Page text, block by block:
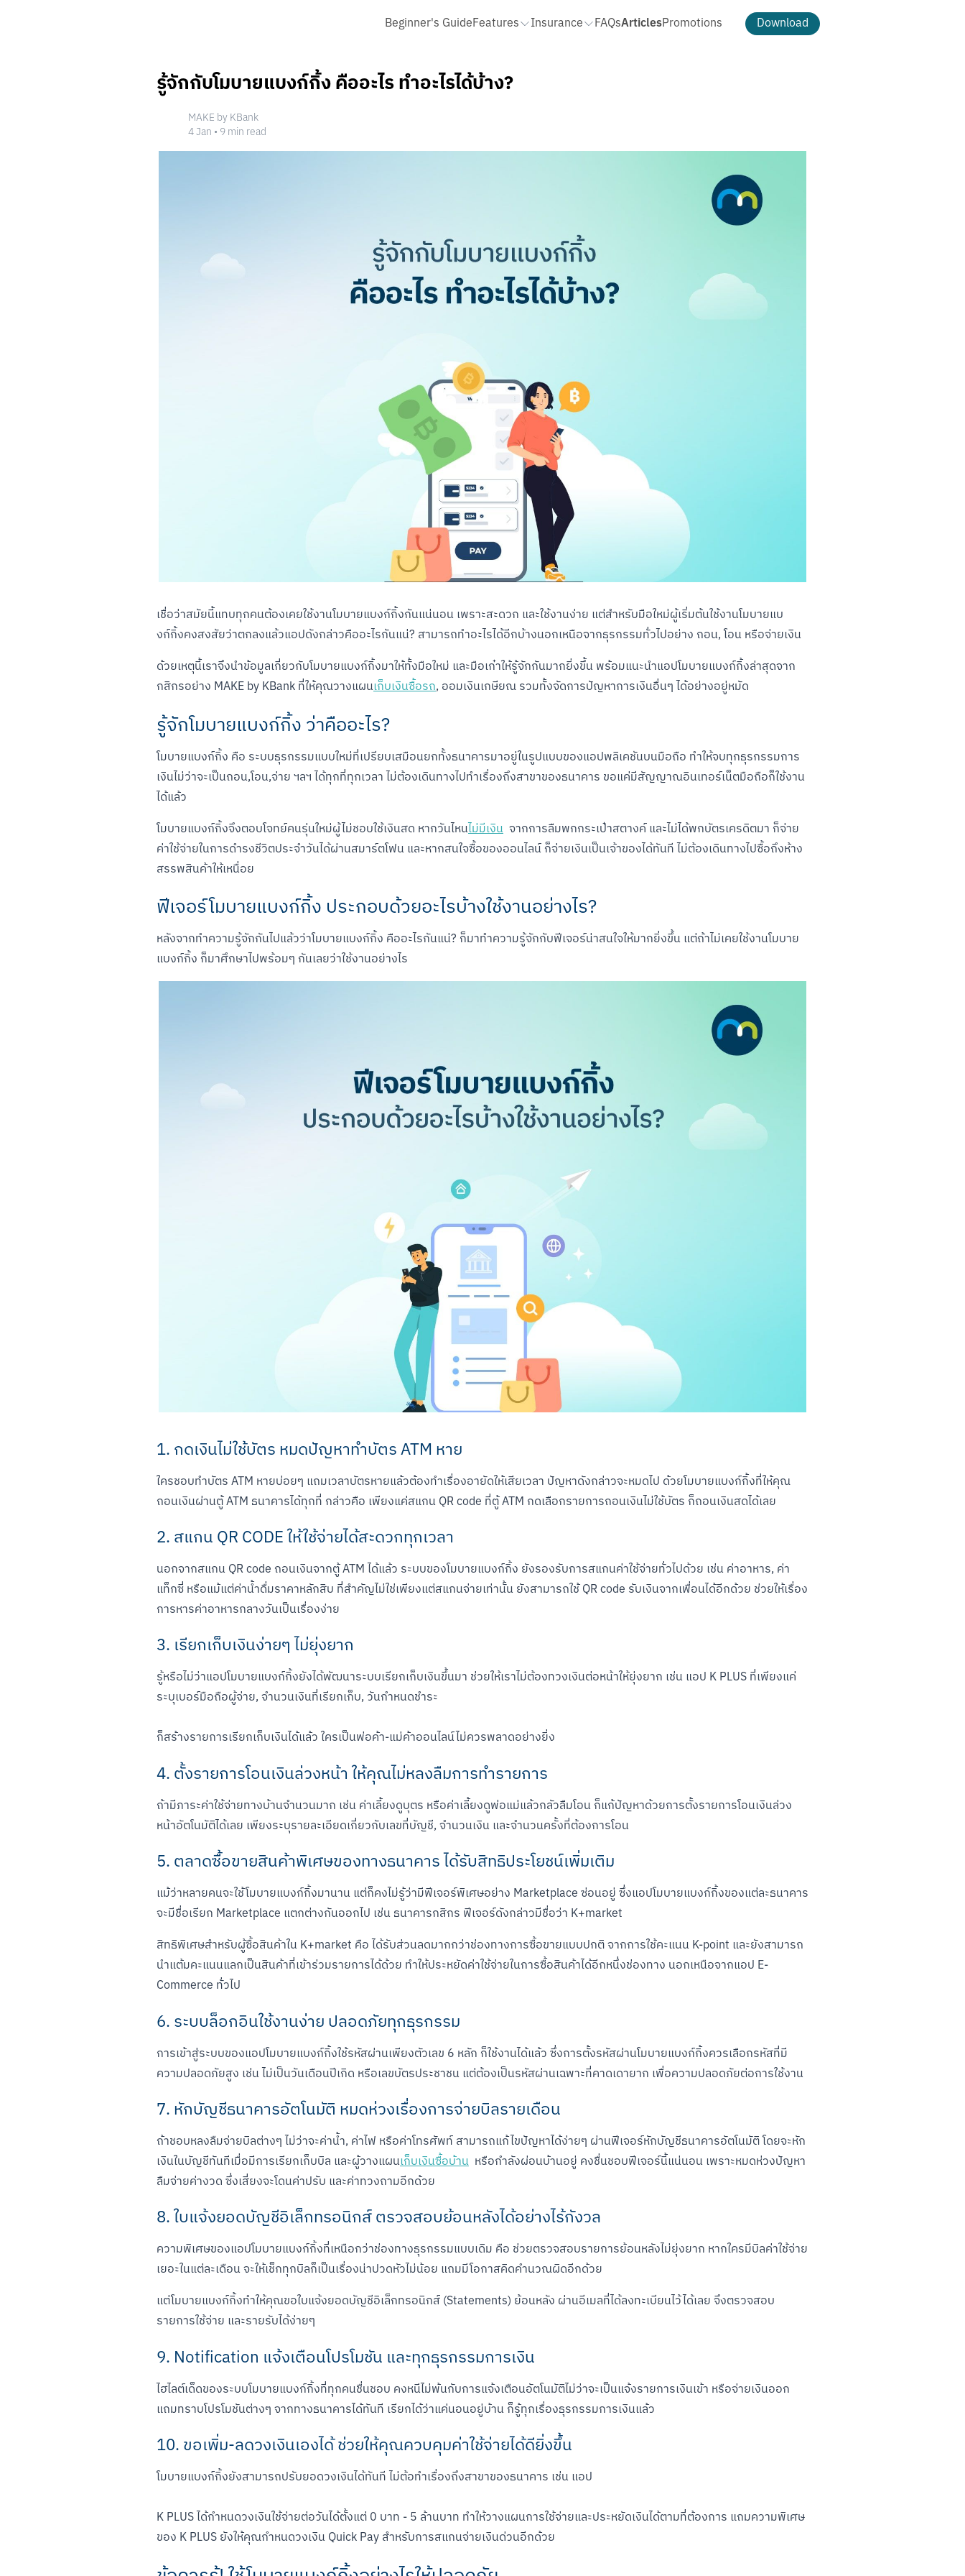
Beginner's GuideFeatures
CLOUD POCKET
วิธีสร้าง Cloud Pocket
การตั้งค่า Cloud Pocket
วิธีการจัดลำดับ
วิธีการย้ายเงินเข้า
ปรับแต่ง Cloud Pocket
สมาชิก: จ่ายรายการเรียกเก็บเงิน
QR รับเงิน
เติมเงิน จ่ายบิล
เพิ่มเพื่อนจากรายการโอนเงิน
ปรับวงเงินการทำธุรกรรม
STATEMENT และ สมุดบัญชี
ขอ Statement
จัดการหมวดหมู่และการจัดหมวดหมู่อัตโนมัติMAKE More
ฟีเจอร์ MAKE MAX
ฟีเจอร์ MAKE MORE
ฟีเจอร์ทั้งหมด
Insurance
ประกันโรคร้ายแรง ไม่เคลมมีคืน
ประกันโรคร้ายแรง เลือกได้ตามใจ
FAQsArticlesPromotions Download
Scan to Download
รู้จักกับโมบายแบงก์กิ้ง คืออะไร ทำอะไรได้บ้าง?
MAKE by KBank
4 Jan • 9min read
เชื่อว่าสมัยนี้แทบทุกคนต้องเคยใช้งานโมบายแบงก์กิ้งกันแน่นอน เพราะสะดวก และใช้งานง่าย แต่สำหรับมือใหม่ผู้เริ่มต้นใช้งานโมบายแบ
งก์กิ้งคงสงสัยว่าตกลงแล้วแอปดังกล่าวคืออะไรกันแน่? สามารถทำอะไรได้อีกบ้างนอกเหนือจากธุรกรรมทั่วไปอย่าง ถอน, โอน หรือจ่ายเงิน
ด้วยเหตุนี้เราจึงนำข้อมูลเกี่ยวกับโมบายแบงก์กิ้งมาให้ทั้งมือใหม่ และมือเก๋าให้รู้จักกันมากยิ่งขึ้น พร้อมแนะนำแอปโมบายแบงก์กิ้งล่าสุดจาก
กสิกรอย่าง MAKE by KBank ที่ให้คุณวางแผนเก็บเงินซื้อรถ, ออมเงินเกษียณ รวมทั้งจัดการปัญหาการเงินอื่นๆ ได้อย่างอยู่หมัด
รู้จักโมบายแบงก์กิ้ง ว่าคืออะไร?
โมบายแบงก์กิ้ง คือ ระบบธุรกรรมแบบใหม่ที่เปรียบเสมือนยกทั้งธนาคารมาอยู่ในรูปแบบของแอปพลิเคชันบนมือถือ ทำให้จบทุกธุรกรรมการ
เงินไม่ว่าจะเป็นถอน,โอน,จ่าย ฯลฯ ได้ทุกที่ทุกเวลา ไม่ต้องเดินทางไปทำเรื่องถึงสาขาของธนาคาร ขอแค่มีสัญญาณอินเทอร์เน็ตมือถือก็ใช้งาน
ได้แล้ว
โมบายแบงก์กิ้งจึงตอบโจทย์คนรุ่นใหม่ผู้ไม่ชอบใช้เงินสด หากวันไหนไม่มีเงิน
  จากการลืมพกกระเป๋าสตางค์ และไม่ได้พกบัตรเครดิตมา ก็จ่าย
ค่าใช้จ่ายในการดำรงชีวิตประจำวันได้ผ่านสมาร์ตโฟน และหากสนใจซื้อของออนไลน์ ก็จ่ายเงินเป็นเจ้าของได้ทันที ไม่ต้องเดินทางไปซื้อถึงห้าง
สรรพสินค้าให้เหนื่อย
ฟีเจอร์โมบายแบงก์กิ้ง ประกอบด้วยอะไรบ้างใช้งานอย่างไร?
หลังจากทำความรู้จักกันไปแล้วว่าโมบายแบงก์กิ้ง คืออะไรกันแน่? ก็มาทำความรู้จักกับฟีเจอร์น่าสนใจให้มากยิ่งขึ้น แต่ถ้าไม่เคยใช้งานโมบาย
แบงก์กิ้ง ก็มาศึกษาไปพร้อมๆ กันเลยว่าใช้งานอย่างไร
1. กดเงินไม่ใช้บัตร หมดปัญหาทำบัตร ATM หาย
ใครชอบทำบัตร ATM หายบ่อยๆ แถมเวลาบัตรหายแล้วต้องทำเรื่องอายัดให้เสียเวลา ปัญหาดังกล่าวจะหมดไป ด้วยโมบายแบงก์กิ้งที่ให้คุณ
ถอนเงินผ่านตู้ ATM ธนาคารได้ทุกที่ กล่าวคือ เพียงแค่สแกน QR code ที่ตู้ ATM กดเลือกรายการถอนเงินไม่ใช้บัตร ก็ถอนเงินสดได้เลย
2. สแกน QR CODE ให้ใช้จ่ายได้สะดวกทุกเวลา
นอกจากสแกน QR code ถอนเงินจากตู้ ATM ได้แล้ว ระบบของโมบายแบงก์กิ้ง ยังรองรับการสแกนค่าใช้จ่ายทั่วไปด้วย เช่น ค่าอาหาร, ค่า
แท็กซี่ หรือแม้แต่ค่าน้ำดื่มราคาหลักสิบ ที่สำคัญไม่ใช่เพียงแต่สแกนจ่ายเท่านั้น ยังสามารถใช้ QR code รับเงินจากเพื่อนได้อีกด้วย ช่วยให้เรื่อง
การหารค่าอาหารกลางวันเป็นเรื่องง่าย
3. เรียกเก็บเงินง่ายๆ ไม่ยุ่งยาก
รู้หรือไม่ว่าแอปโมบายแบงก์กิ้งยังได้พัฒนาระบบเรียกเก็บเงินขึ้นมา ช่วยให้เราไม่ต้องทวงเงินต่อหน้าให้ยุ่งยาก เช่น แอป K PLUS ที่เพียงแค่
ระบุเบอร์มือถือผู้จ่าย, จำนวนเงินที่เรียกเก็บ, วันกำหนดชำระ
ก็สร้างรายการเรียกเก็บเงินได้แล้ว ใครเป็นพ่อค้า-แม่ค้าออนไลน์ไม่ควรพลาดอย่างยิ่ง
4. ตั้งรายการโอนเงินล่วงหน้า ให้คุณไม่หลงลืมการทำรายการ
ถ้ามีภาระค่าใช้จ่ายทางบ้านจำนวนมาก เช่น ค่าเลี้ยงดูบุตร หรือค่าเลี้ยงดูพ่อแม่แล้วกลัวลืมโอน ก็แก้ปัญหาด้วยการตั้งรายการโอนเงินล่วง
หน้าอัตโนมัติได้เลย เพียงระบุรายละเอียดเกี่ยวกับเลขที่บัญชี, จำนวนเงิน และจำนวนครั้งที่ต้องการโอน
5. ตลาดซื้อขายสินค้าพิเศษของทางธนาคาร ได้รับสิทธิประโยชน์เพิ่มเติม
แม้ว่าหลายคนจะใช้โมบายแบงก์กิ้งมานาน แต่ก็คงไม่รู้ว่ามีฟีเจอร์พิเศษอย่าง Marketplace ซ่อนอยู่ ซึ่งแอปโมบายแบงก์กิ้งของแต่ละธนาคาร
จะมีชื่อเรียก Marketplace แตกต่างกันออกไป เช่น ธนาคารกสิกร ฟีเจอร์ดังกล่าวมีชื่อว่า K+market
สิทธิพิเศษสำหรับผู้ซื้อสินค้าใน K+market คือ ได้รับส่วนลดมากกว่าช่องทางการซื้อขายแบบปกติ จากการใช้คะแนน K-point และยังสามารถ
นำแต้มคะแนนแลกเป็นสินค้าที่เข้าร่วมรายการได้ด้วย ทำให้ประหยัดค่าใช้จ่ายในการซื้อสินค้าได้อีกหนึ่งช่องทาง นอกเหนือจากแอป E-
Commerce ทั่วไป
6. ระบบล็อกอินใช้งานง่าย ปลอดภัยทุกธุรกรรม
การเข้าสู่ระบบของแอปโมบายแบงก์กิ้งใช้รหัสผ่านเพียงตัวเลข 6 หลัก ก็ใช้งานได้แล้ว ซึ่งการตั้งรหัสผ่านโมบายแบงก์กิ้งควรเลือกรหัสที่มี
ความปลอดภัยสูง เช่น ไม่เป็นวันเดือนปีเกิด หรือเลขบัตรประชาชน แต่ต้องเป็นรหัสผ่านเฉพาะที่คาดเดายาก เพื่อความปลอดภัยต่อการใช้งาน
7. หักบัญชีธนาคารอัตโนมัติ หมดห่วงเรื่องการจ่ายบิลรายเดือน
ถ้าชอบหลงลืมจ่ายบิลต่างๆ ไม่ว่าจะค่าน้ำ, ค่าไฟ หรือค่าโทรศัพท์ สามารถแก้ไขปัญหาได้ง่ายๆ ผ่านฟีเจอร์หักบัญชีธนาคารอัตโนมัติ โดยจะหัก
เงินในบัญชีทันทีเมื่อมีการเรียกเก็บบิล และผู้วางแผนเก็บเงินซื้อบ้าน
  หรือกำลังผ่อนบ้านอยู่ คงชื่นชอบฟีเจอร์นี้แน่นอน เพราะหมดห่วงปัญหา
ลืมจ่ายค่างวด ซึ่งเสี่ยงจะโดนค่าปรับ และค่าทวงถามอีกด้วย
8. ใบแจ้งยอดบัญชีอิเล็กทรอนิกส์ ตรวจสอบย้อนหลังได้อย่างไร้กังวล
ความพิเศษของแอปโมบายแบงก์กิ้งที่เหนือกว่าช่องทางธุรกรรมแบบเดิม คือ ช่วยตรวจสอบรายการย้อนหลังไม่ยุ่งยาก หากใครมีบิลค่าใช้จ่าย
เยอะในแต่ละเดือน จะให้เช็กทุกบิลก็เป็นเรื่องน่าปวดหัวไม่น้อย แถมมีโอกาสคิดคำนวณผิดอีกด้วย
แต่โมบายแบงก์กิ้งทำให้คุณขอใบแจ้งยอดบัญชีอิเล็กทรอนิกส์ (Statements) ย้อนหลัง ผ่านอีเมลที่ได้ลงทะเบียนไว้ได้เลย จึงตรวจสอบ
รายการใช้จ่าย และรายรับได้ง่ายๆ
9. Notification แจ้งเตือนโปรโมชัน และทุกธุรกรรมการเงิน
ไฮไลต์เด็ดของระบบโมบายแบงก์กิ้งที่ทุกคนชื่นชอบ คงหนีไม่พ้นกับการแจ้งเตือนอัตโนมัติไม่ว่าจะเป็นแจ้งรายการเงินเข้า หรือจ่ายเงินออก
แถมทราบโปรโมชันต่างๆ จากทางธนาคารได้ทันที เรียกได้ว่าแค่นอนอยู่บ้าน ก็รู้ทุกเรื่องธุรกรรมการเงินแล้ว
10. ขอเพิ่ม-ลดวงเงินเองได้ ช่วยให้คุณควบคุมค่าใช้จ่ายได้ดียิ่งขึ้น
โมบายแบงก์กิ้งยังสามารถปรับยอดวงเงินได้ทันที ไม่ต้อทำเรื่องถึงสาขาของธนาคาร เช่น แอป
K PLUS ได้กำหนดวงเงินใช้จ่ายต่อวันได้ตั้งแต่ 0 บาท - 5 ล้านบาท ทำให้วางแผนการใช้จ่ายและประหยัดเงินได้ตามที่ต้องการ แถมความพิเศษ
ของ K PLUS ยังให้คุณกำหนดวงเงิน Quick Pay สำหรับการสแกนจ่ายเงินด่วนอีกด้วย